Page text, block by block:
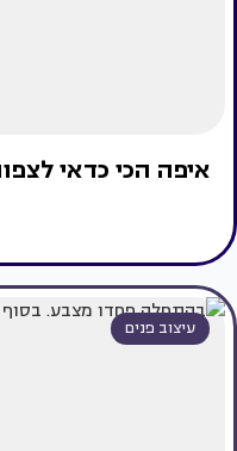
איפה הכי כדאי
עיצוב פנים